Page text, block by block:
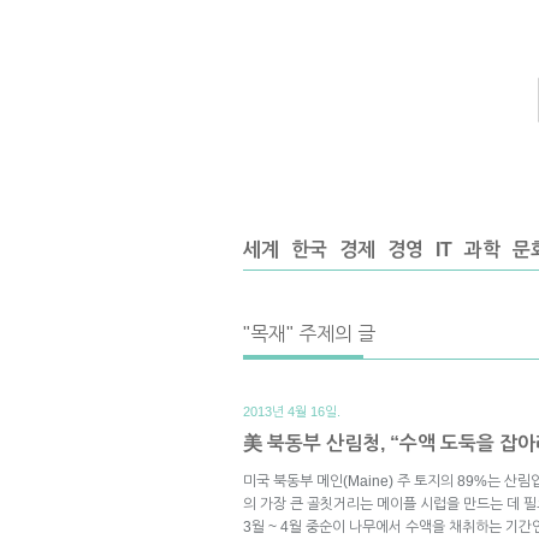
세계 한국 경제 경영 IT 과학 문
"목재" 주제의 글
2013년 4월 16일.
美 북동부 산림청, “수액 도둑을 잡아
미국 북동부 메인(Maine) 주 토지의 89%는 산림
의 가장 큰 골칫거리는 메이플 시럽을 만드는 데
3월 ~ 4월 중순이 나무에서 수액을 채취하는 기간